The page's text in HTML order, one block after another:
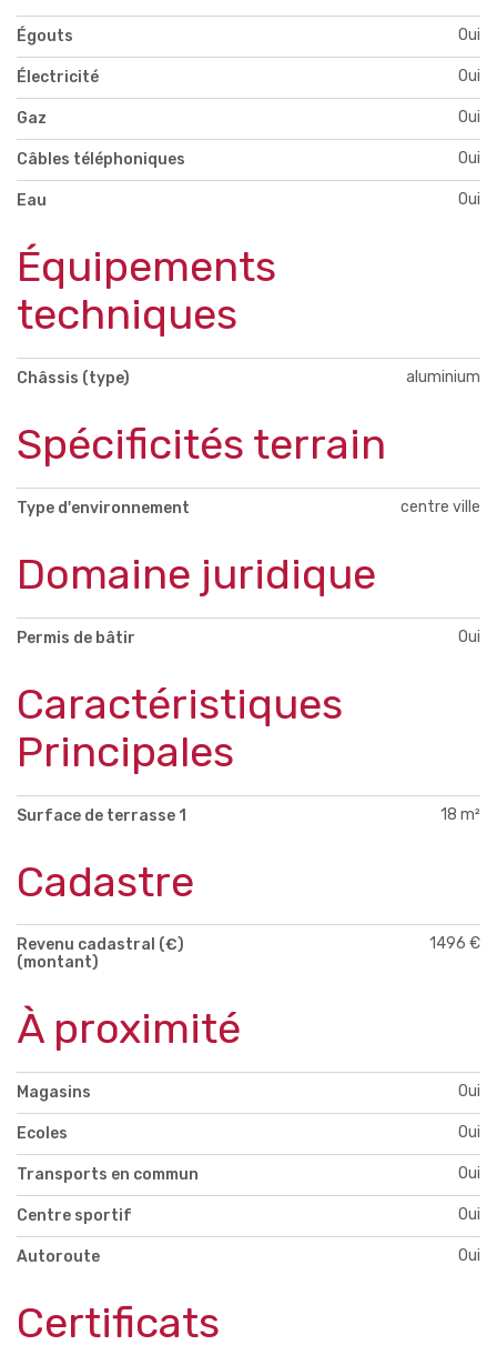
Égouts Oui
Électricité Oui
Gaz Oui
Câbles téléphoniques Oui
Eau Oui
Équipements
techniques
Châssis (type) aluminium
Spécificités terrain
Type d'environnement centre ville
Domaine juridique
Permis de bâtir Oui
Caractéristiques
Principales
Surface de terrasse 1 18 m²
Cadastre
Revenu cadastral (€)
(montant)
1496 €
À proximité
Magasins Oui
Ecoles Oui
Transports en commun Oui
Centre sportif Oui
Autoroute Oui
Certificats